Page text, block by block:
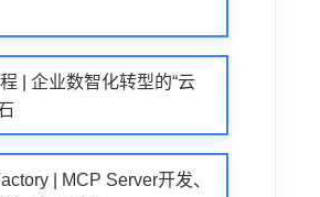
| 企业数智化转型的“云
| MCP Server开发、